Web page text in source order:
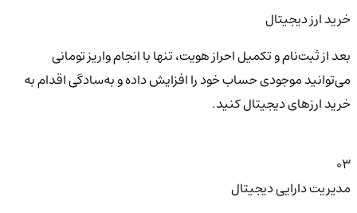
خرید ارز دیجیتال
بعد از ثبت‌نام و تکمیل احراز هویت، تنها با انجام واریز تومانی
می‌توانید موجودی حساب خود را افزایش داده و به‌سادگی اقدام به
خرید ارزهای دیجیتال کنید.
03
مدیریت دارایی دیجیتال